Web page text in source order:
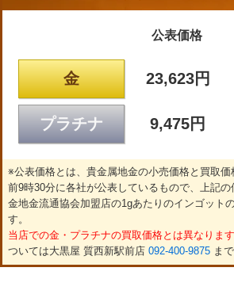
公表価格
金 23,623円
プラチナ 9,475円
※公表価格とは、貴金属地金の小売価格と買取
前9時30分に各社が公表しているもので、上記
金地金流通協会加盟店の1gあたりのインゴット
す。
当店での金・プラチナの買取価格とは異なります
ついては大黒屋 質西新駅前店 092-400-9875まで